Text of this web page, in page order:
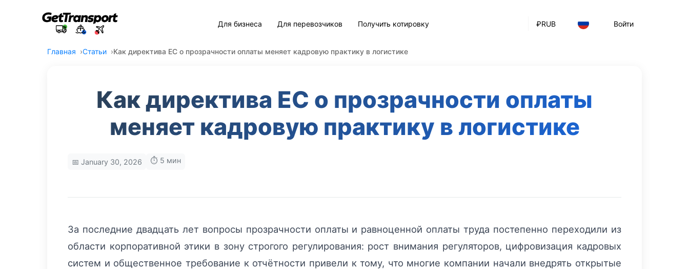
₽RUB Войти
Для бизнеса Для перевозчиков Получить котировку
Главная Статьи Как директива ЕС о прозрачности оплаты меняет кадровую практику в логистике
Как директива ЕС о прозрачности оплаты
меняет кадровую практику в логистике
📅 January 30, 2026 ⏱️ 5 мин
За последние двадцать лет вопросы прозрачности оплаты и равноценной оплаты труда постепенно переходили из
области корпоративной этики в зону строгого регулирования: рост внимания регуляторов, цифровизация кадровых
систем и общественное требование к отчётности привели к тому, что многие компании начали внедрять открытые